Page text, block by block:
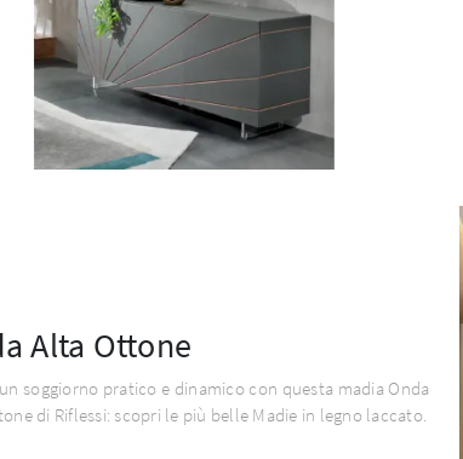
Alta Ottone
soggiorno pratico e dinamico con questa madia Onda
di Riflessi: scopri le più belle Madie in legno laccato.